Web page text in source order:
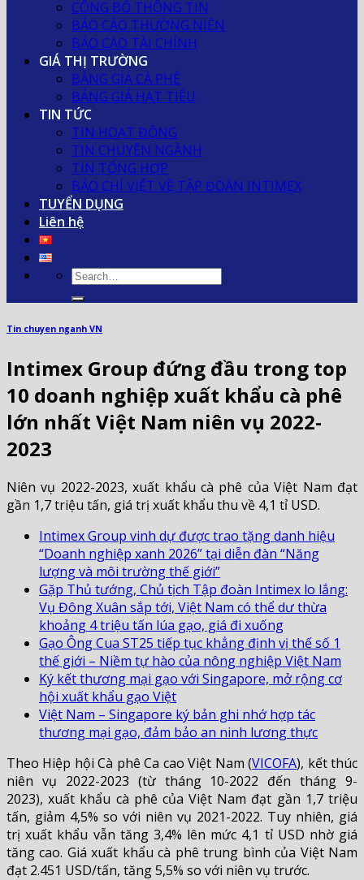
CÔNG BỐ THÔNG TIN
BÁO CÁO THƯỜNG NIÊN
BÁO CÁO TÀI CHÍNH
GIÁ THỊ TRƯỜNG
BẢNG GIÁ CÀ PHÊ
BẢNG GIÁ HẠT TIÊU
TIN TỨC
TIN HOẠT ĐỘNG
TIN CHUYÊN NGÀNH
TIN TỔNG HỢP
BÁO CHÍ VIẾT VỀ TẬP ĐOÀN INTIMEX
TUYỂN DỤNG
Liên hệ
Tin chuyen nganh VN
Intimex Group đứng đầu trong top
10 doanh nghiệp xuất khẩu cà phê
lớn nhất Việt Nam niên vụ 2022-
2023
Niên vụ 2022-2023, xuất khẩu cà phê của Việt Nam đạt
gần 1,7 triệu tấn, giá trị xuất khẩu thu về 4,1 tỉ USD.
Intimex Group vinh dự được trao tặng danh hiệu
“Doanh nghiệp xanh 2026” tại diễn đàn “Năng
lượng và môi trường thế giới”
Gặp Thủ tướng, Chủ tịch Tập đoàn Intimex lo lắng:
Vụ Đông Xuân sắp tới, Việt Nam có thể dư thừa
khoảng 4 triệu tấn lúa gạo, giá đi xuống
Gạo Ông Cua ST25 tiếp tục khẳng định vị thế số 1
thế giới – Niềm tự hào của nông nghiệp Việt Nam
Ký kết thương mại gạo với Singapore, mở rộng cơ
hội xuất khẩu gạo Việt
Việt Nam – Singapore ký bản ghi nhớ hợp tác
thương mại gạo, đảm bảo an ninh lương thực
Theo Hiệp hội Cà phê Ca cao Việt Nam (VICOFA), kết thúc
niên vụ 2022-2023 (từ tháng 10-2022 đến tháng 9-
2023), xuất khẩu cà phê của Việt Nam đạt gần 1,7 triệu
tấn, giảm 4,5% so với niên vụ 2021-2022. Tuy nhiên, giá
trị xuất khẩu vẫn tăng 3,4% lên mức 4,1 tỉ USD nhờ giá
tăng cao. Giá xuất khẩu cà phê trung bình của Việt Nam
đạt 2.451 USD/tấn, tăng 5,5% so với niên vụ trước.